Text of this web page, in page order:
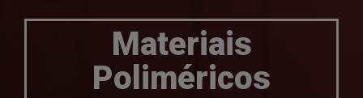
Materiais
Poliméricos